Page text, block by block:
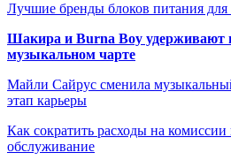
Лучшие бренды блоков питания для
Шакира и Burna Boy удерживают
музыкальном чарте
Майли Сайрус сменила
этап карьеры
Как сократить расходы на комиссии
обслуживание